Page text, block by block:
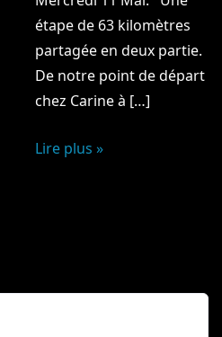
étape de 63 kilomètres
partagée en deux partie.
De notre point de départ
chez Carine à […]
Lire plus »